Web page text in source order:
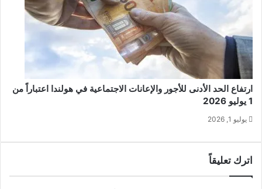
ارتفاع الحد الأدنى للأجور والإعانات الاجتماعية في هولندا اعتباراً من
1 يوليو 2026
يوليو 1, 2026
اترك تعليقاً